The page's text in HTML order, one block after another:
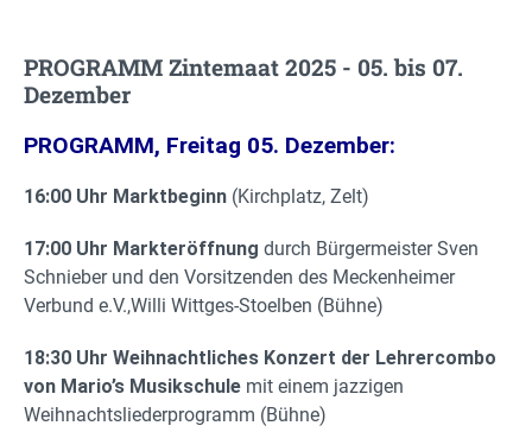
PROGRAMM Zintemaat 2025 - 05. bis 07.
Dezember
PROGRAMM, Freitag 05. Dezember:
16:00 Uhr Marktbeginn (Kirchplatz, Zelt)
17:00 Uhr Markteröffnung durch Bürgermeister Sven
Schnieber und den Vorsitzenden des Meckenheimer
Verbund e.V.,Willi Wittges-Stoelben (Bühne)
18:30 Uhr Weihnachtliches Konzert der Lehrercombo
von Mario’s Musikschule mit einem jazzigen
Weihnachtsliederprogramm (Bühne)